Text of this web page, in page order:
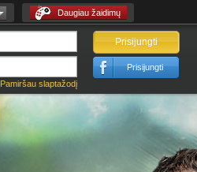
Daugiau žaidimų
Pamiršau slaptažodį
Prisijungti
Prisijungti